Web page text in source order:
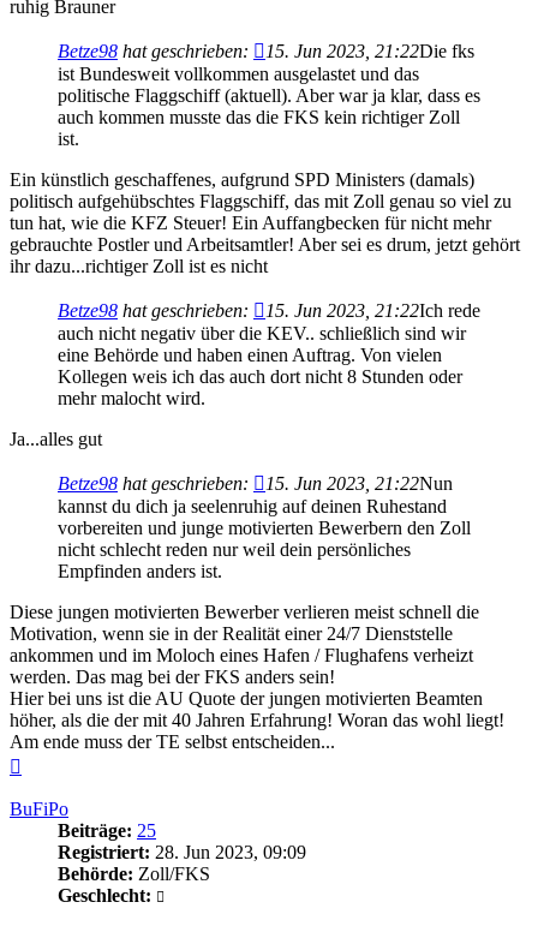
ruhig Brauner
Betze98 hat geschrieben: 15. Jun 2023, 21:22Die fks
ist Bundesweit vollkommen ausgelastet und das
politische Flaggschiff (aktuell). Aber war ja klar, dass es
auch kommen musste das die FKS kein richtiger Zoll
ist.
Ein künstlich geschaffenes, aufgrund SPD Ministers (damals)
politisch aufgehübschtes Flaggschiff, das mit Zoll genau so viel zu
tun hat, wie die KFZ Steuer! Ein Auffangbecken für nicht mehr
gebrauchte Postler und Arbeitsamtler! Aber sei es drum, jetzt gehört
ihr dazu...richtiger Zoll ist es nicht
Betze98 hat geschrieben: 15. Jun 2023, 21:22Ich rede
auch nicht negativ über die KEV.. schließlich sind wir
eine Behörde und haben einen Auftrag. Von vielen
Kollegen weis ich das auch dort nicht 8 Stunden oder
mehr malocht wird.
Ja...alles gut
Betze98 hat geschrieben: 15. Jun 2023, 21:22Nun
kannst du dich ja seelenruhig auf deinen Ruhestand
vorbereiten und junge motivierten Bewerbern den Zoll
nicht schlecht reden nur weil dein persönliches
Empfinden anders ist.
Diese jungen motivierten Bewerber verlieren meist schnell die
Motivation, wenn sie in der Realität einer 24/7 Dienststelle
ankommen und im Moloch eines Hafen / Flughafens verheizt
werden. Das mag bei der FKS anders sein!
Hier bei uns ist die AU Quote der jungen motivierten Beamten
höher, als die der mit 40 Jahren Erfahrung! Woran das wohl liegt!
Am ende muss der TE selbst entscheiden...
BuFiPo
Beiträge: 25
Registriert: 28. Jun 2023, 09:09
Behörde: Zoll/FKS
Geschlecht: